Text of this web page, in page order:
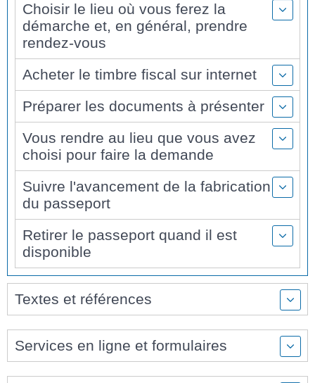
Choisir le lieu où vous ferez la
démarche et, en général, prendre
rendez-vous
Acheter le timbre fiscal sur internet
Préparer les documents à présenter
Vous rendre au lieu que vous avez
choisi pour faire la demande
Suivre l'avancement de la fabrication
du passeport
Retirer le passeport quand il est
disponible
Textes et références
Services en ligne et formulaires